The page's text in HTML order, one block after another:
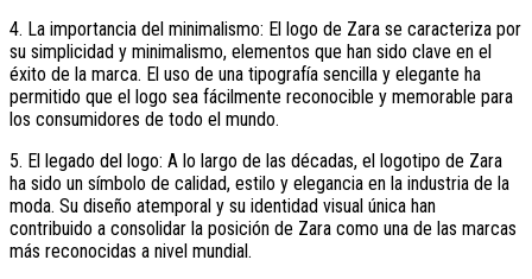
4. La importancia del minimalismo: El logo de Zara se caracteriza por
su simplicidad y minimalismo, elementos que han sido clave en el
éxito de la marca. El uso de una tipografía sencilla y elegante ha
permitido que el logo sea fácilmente reconocible y memorable para
los consumidores de todo el mundo.
5. El legado del logo: A lo largo de las décadas, el logotipo de Zara
ha sido un símbolo de calidad, estilo y elegancia en la industria de la
moda. Su diseño atemporal y su identidad visual única han
contribuido a consolidar la posición de Zara como una de las marcas
más reconocidas a nivel mundial.